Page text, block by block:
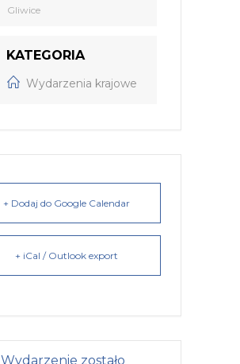
Gliwice
KATEGORIA
Wydarzenia krajowe
+ Dodaj do Google Calendar
+ iCal / Outlook export
Wydarzenie zostało